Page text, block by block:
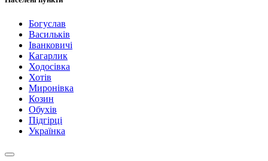
Богуслав
Васильків
Іванковичі
Кагарлик
Ходосівка
Хотів
Миронівка
Козин
Обухів
Підгірці
Українка